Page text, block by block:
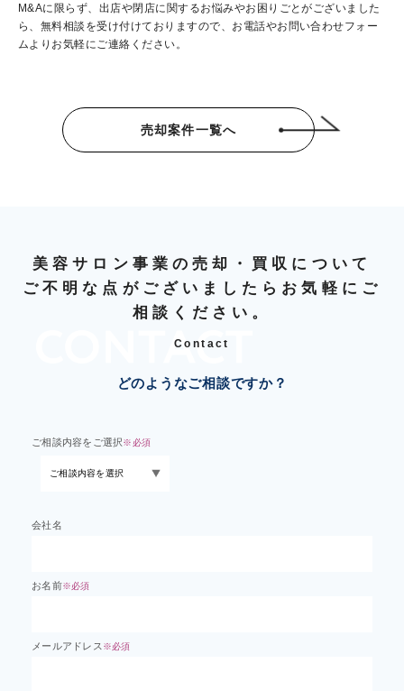
M&Aに限らず、出店や閉店に関するお悩みやお困りごとがございました
ら、無料相談を受け付けておりますので、お電話やお問い合わせフォー
ムよりお気軽にご連絡ください。
売却案件一覧へ
美容サロン事業の売却・買収について
ご不明な点がございましたらお気軽にご
相談ください。
Contact
どのようなご相談ですか？
ご相談内容をご選択※必須
会社名
お名前※必須
メールアドレス ※必須